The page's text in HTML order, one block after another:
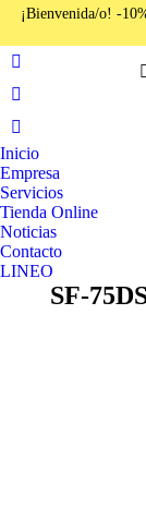
¡Bienvenida/o! -
Facebook
page
opens
in
new
window
Instagram
page
opens
in
new
window
Linkedin
page
opens
in
new
window
Inicio
Empresa
Servicios
Tienda Online
Noticias
Contacto
LINEO
SF-